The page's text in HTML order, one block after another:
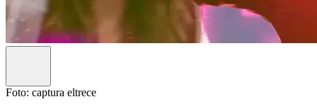
Foto: captura eltrece